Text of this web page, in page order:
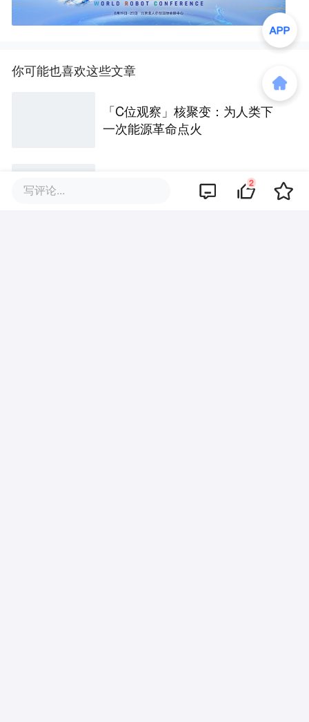
你可能也喜欢这些文章
「C位观察」核聚变：为人类下
一次能源革命点火
赋予机器人“空间直觉”，「Ommo
Technologies」获数千万美元A轮
写评论... 2